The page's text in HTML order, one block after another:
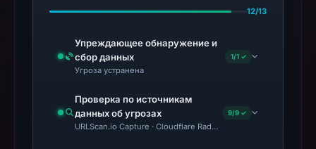
12/13
Упреждающее обнаружение и
сбор данных
Угроза устранена
1/1 ✓
Проверка по источникам
данных об угрозах
URLScan.io Capture · Cloudflare Radar Report · VirusTotal ·
9/9 ✓